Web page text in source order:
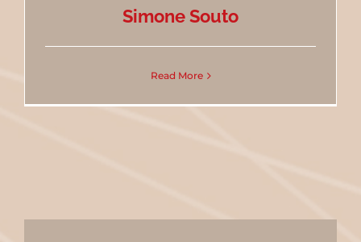
Simone Souto
Read More